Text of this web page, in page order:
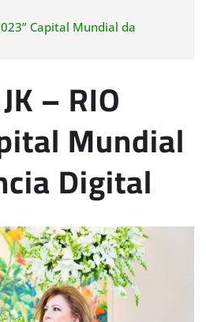
Capital Mundial da
– RIO
Mundial
Digital